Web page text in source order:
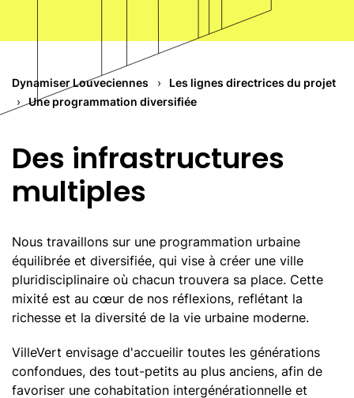
De nouvelles ressources pour la ville
Un engagement environnemental
Une renaturation du site
Une biodiversité améliorée
Participation citoyenne
Concertation des habitants
Concertation de la Mairie
Concertation ouverte
Les lignes directrices du projet
Un territoire dynamisé
Une renaturation ambitieuse
Dynamiser Louveciennes
Les lignes directrices du projet
Une programmation diversifiée
Des infrastructures
multiples
Nous travaillons sur une programmation urbaine
équilibrée et diversifiée, qui vise à créer une ville
pluridisciplinaire où chacun trouvera sa place. Cette
mixité est au cœur de nos réflexions, reflétant la
richesse et la diversité de la vie urbaine moderne.
VilleVert envisage d'accueilir toutes les générations
confondues, des tout-petits au plus anciens, afin de
favoriser une cohabitation intergénérationnelle et